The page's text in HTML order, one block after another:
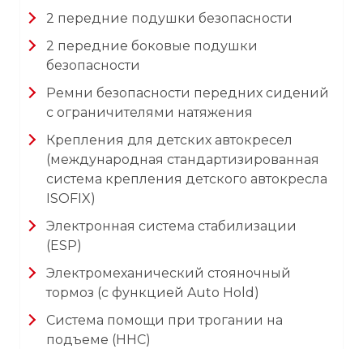
2 передние подушки безопасности
2 передние боковые подушки
безопасности
Ремни безопасности передних сидений
с ограничителями натяжения
Крепления для детских автокресел
(международная стандартизированная
система крепления детского автокресла
ISOFIX)
Электронная система стабилизации
(ESP)
Электромеханический стояночный
тормоз (с функцией Auto Hold)
Система помощи при трогании на
подъеме (HHC)